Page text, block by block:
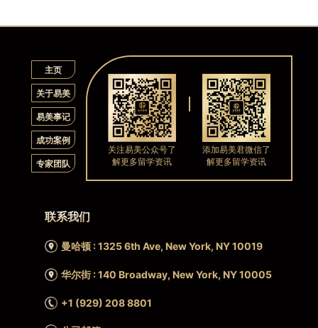
主页
关于易美
易美事记
成功案例
专家团队
联系我们
曼哈顿 : 1325 6th Ave, New York, NY 10019
华尔街 : 140 Broadway, New York, NY 10005
+1 (929) 208 8801
关注易美公众号了
解更多留学资讯
添加易美君微信了
解更多留学资讯